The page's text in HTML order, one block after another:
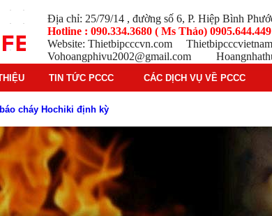
Địa chỉ: 25/79/14 , đường số 6, P. Hiệp Bình
Hotline : 090.334.3680 ( Ms Thảo)
Website: Thietbipcccvn.com
Vohoangphivu2002@gmail.com
TIN TỨC PCCC CÁC DỊCH VỤ VỀ PCCC
cháy Hochiki định kỳ
Horing hiện nay
biến trên thị trường
trong tình huống khẩn cấp hiệu quả
hệ thống sprinkler tự động
lý hoạt động và ứng dụng thực tế
lý hoạt động chi tiết
chi tiết từ A-Z
Hochiki cho công trình